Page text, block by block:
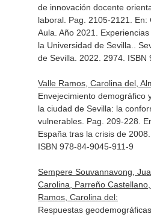
de innovación docente
laboral. Pag. 2105-2121. En:
Aula. Año 2021.
la Universidad de Sevilla.
.
de Sevilla. 2022. 2974.
Valle Ramos, Carolina del,
Envejecimiento demográfico
la ciudad de Sevilla: la
vulnerables. Pag. 209-228.
España tras la crisis de 2008
ISBN 978-84-9045-911-9
Sempere Souvannavong,
Carolina, Parreño
Ramos, Carolina del:
Respuestas